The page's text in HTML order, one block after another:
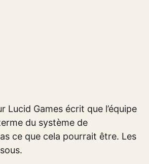
Games écrit que l’équipe
du système de
ce que cela pourrait être. Les